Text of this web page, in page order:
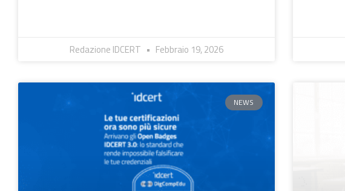
Redazione IDCERT Febbraio 19, 2026
NEWS